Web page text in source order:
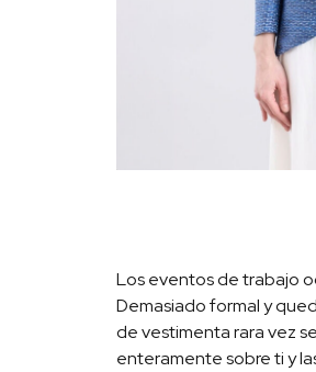
Los eventos de trabajo
Demasiado formal y
de vestimenta rara vez
enteramente sobre ti y